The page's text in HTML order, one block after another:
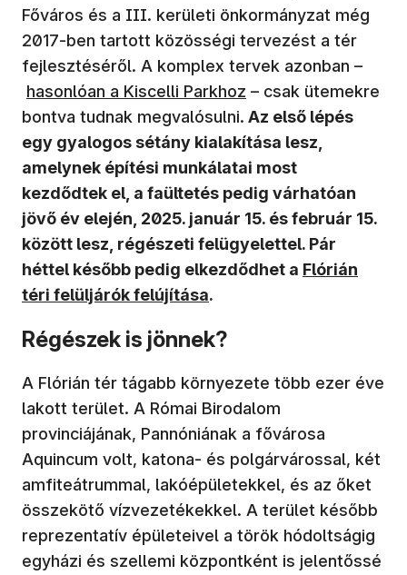
Főváros és a III. kerületi önkormányzat még
2017-ben tartott közösségi tervezést a tér
fejlesztéséről. A komplex tervek azonban –
hasonlóan a Kiscelli Parkhoz – csak ütemekre
bontva tudnak megvalósulni. Az első lépés
egy gyalogos sétány kialakítása lesz,
amelynek építési munkálatai most
kezdődtek el, a faültetés pedig várhatóan
jövő év elején, 2025. január 15. és február 15.
között lesz, régészeti felügyelettel. Pár
héttel később pedig elkezdődhet a (új ablakban
Flórián
téri felüljárók felújítása.
Régészek is jönnek?
A Flórián tér tágabb környezete több ezer éve
lakott terület. A Római Birodalom
provinciájának, Pannóniának a fővárosa
Aquincum volt, katona- és polgárvárossal, két
amfiteátrummal, lakóépületekkel, és az őket
összekötő vízvezetékekkel. A terület később
reprezentatív épületeivel a török hódoltságig
egyházi és szellemi központként is jelentőssé